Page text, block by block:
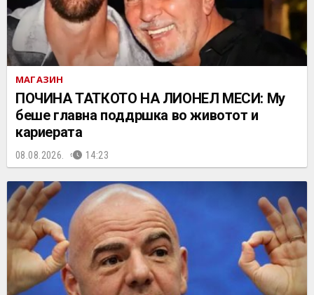
МАГАЗИН
ПОЧИНА ТАТКОТО НА ЛИОНЕЛ МЕСИ: Му
беше главна поддршка во животот и
кариерата
08.08.2026. 14:23